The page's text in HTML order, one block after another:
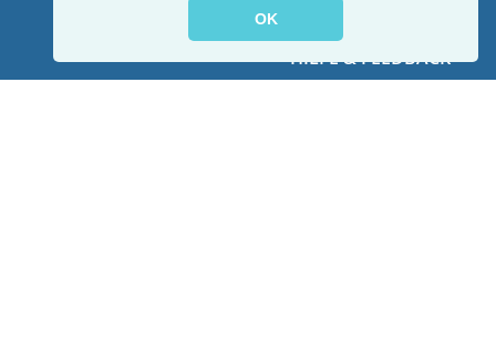
OK
HILFE & FEEDBACK